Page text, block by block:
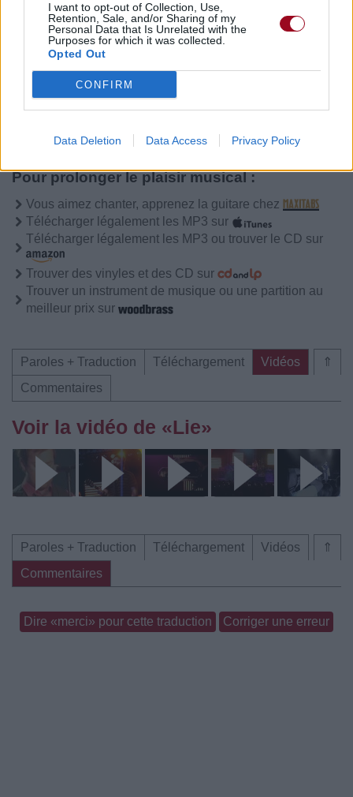
I want to opt-out of Collection, Use,
Retention, Sale, and/or Sharing of my
Personal Data that Is Unrelated with the
Purposes for which it was collected.
Opted Out
CONFIRM
Data Deletion Data Access Privacy Policy
Paroles + Traduction Téléchargement
Vidéos
Commentaires
Pour prolonger le plaisir musical :
Vous aimez chanter, apprenez la guitare chez
Télécharger légalement les MP3 sur
Télécharger légalement les MP3 ou trouver le CD sur
Trouver des vinyles et des CD sur
Trouver un instrument de musique ou une partition au
meilleur prix sur
⇑
Paroles + Traduction Téléchargement
Vidéos
Commentaires
Voir la vidéo de «Lie»
⇑
Paroles + Traduction Téléchargement
Vidéos
Commentaires
Dire «merci» pour cette traduction Corriger une erreur